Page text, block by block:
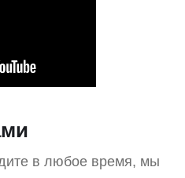
в любое время, мы